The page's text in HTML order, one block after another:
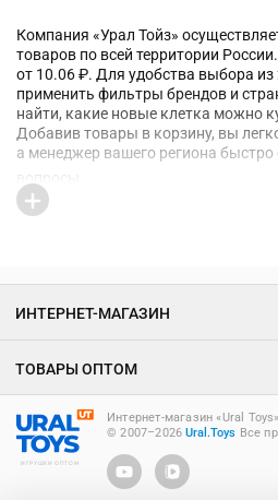
Компания «Урал Тойз»
товаров по всей территории
от 10.06 ₽. Для удобства выбора
применить фильтры брендов и
найти, какие новые клетка можно
Добавив товары в корзину, вы
а менеджер вашего региона
ИГРУШКИ ОПТОМ
Интернет-магазин «Ural
© 2007–2026Ural.Toys Все
ИНТЕРНЕТ-МАГАЗИН
ТОВАРЫ ОПТОМ